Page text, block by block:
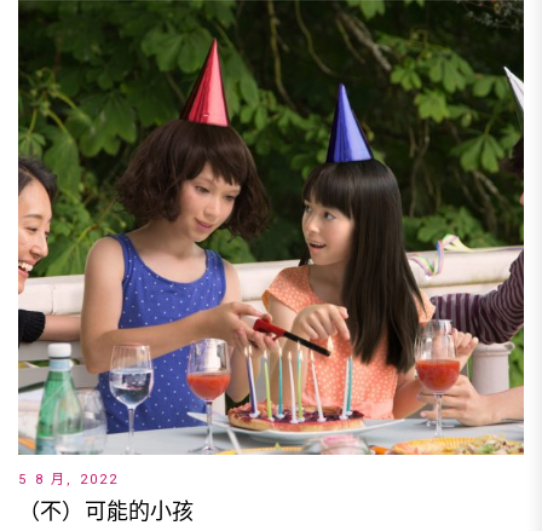
5 8 月, 2022
（不）可能的小孩